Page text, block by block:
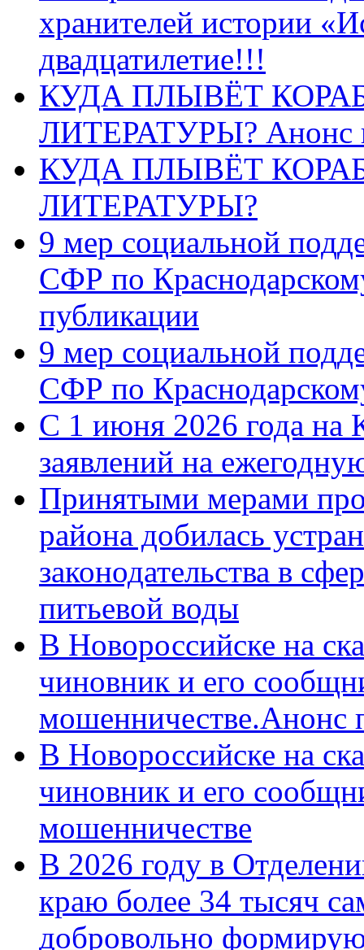
хранителей истории
двадцатилетие!!!
КУДА ПЛЫВЁТ
ЛИТЕРАТУРЫ? Анонс
КУДА ПЛЫВЁТ
ЛИТЕРАТУРЫ?
9 мер социальной
СФР по
публикации
9 мер социальной
СФР по
С 1 июня 2026 года на
заявлений на
Принятыми мерами
района добилась
законодательства в
питьевой воды
В Новороссийске на
чиновник и его
мошенничестве.Анонс
В Новороссийске на
чиновник и его
мошенничестве
В 2026 году в
краю более 34 тысяч
добровольно